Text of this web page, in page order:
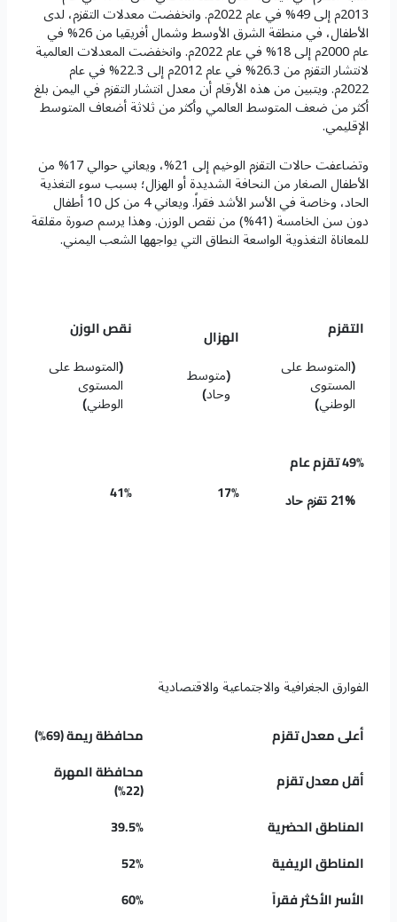
2013م إلى 49% في عام 2022م. وانخفضت معدلات التقزم، لدى
الأطفال، في منطقة الشرق الأوسط وشمال أفريقيا من 26% في
عام 2000م إلى 18% في عام 2022م. وانخفضت المعدلات العالمية
لانتشار التقزم من 26.3% في عام 2012م إلى 22.3% في عام
2022م. ويتبين من هذه الأرقام أن معدل انتشار التقزم في اليمن بلغ
أكثر من ضعف المتوسط العالمي وأكثر من ثلاثة أضعاف المتوسط
الإقليمي.
وتضاعفت حالات التقزم الوخيم إلى 21%، ويعاني حوالي 17% من
الأطفال الصغار من النحافة الشديدة أو الهزال؛ بسبب سوء التغذية
الحاد، وخاصة في الأسر الأشد فقراً. ويعاني 4 من كل 10 أطفال
دون سن الخامسة (41%) من نقص الوزن. وهذا يرسم صورة مقلقة
للمعاناة التغذوية الواسعة النطاق التي يواجهها الشعب اليمني.
التقزم
(المتوسط على
المستوى
الوطني)
الهزال
(متوسط
وحاد)
نقص الوزن
(المتوسط على
المستوى
الوطني)
49% تقزم عام
21% تقزم حاد 17%
41%
الفوارق الجغرافية والاجتماعية والاقتصادية
أعلى معدل تقزم
محافظة ريمة (69%)
أقل معدل تقزم
محافظة المهرة
(22%)
المناطق الحضرية
39.5%
المناطق الريفية
52%
الأسر الأكثر فقراً
60%